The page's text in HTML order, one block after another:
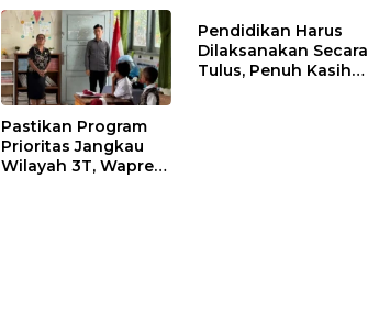
dengan Tulus
untuk Hari Jadi
Sekolah
Pastikan Program
Prioritas Jangkau
Wilayah 3T, Wapres
Pendidikan Harus
Dilaksanakan Secara
Tulus, Penuh Kasih